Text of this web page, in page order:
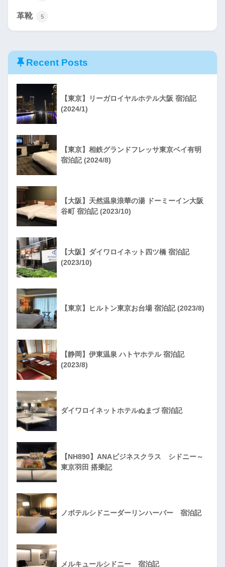
革靴 5
Recent Posts
【東京】リーガロイヤルホテル大阪 宿泊記
(2024/1)
【東京】相鉄グランドフレッサ東京ベイ有明
宿泊記 (2024/8)
【大阪】天然温泉浪華の湯 ドーミーイン大阪
谷町 宿泊記 (2023/10)
【大阪】ダイワロイネット四ツ橋 宿泊記
(2023/10)
【東京】ヒルトン東京お台場 宿泊記 (2023/8)
【静岡】伊東温泉 ハトヤホテル 宿泊記
(2023/8)
ダイワロイネットホテルぬまづ 宿泊記
【NH890】ANAビジネスクラス シドニー～
東京羽田 搭乗記
ノボテルシドニーダーリンハーバー 宿泊記
メルキュールシドニー 宿泊記